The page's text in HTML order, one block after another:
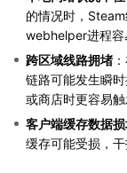
的情况时，
webhelper进程容
跨区域线路拥堵
链路可能发生瞬
或商店时更容易触
客户端缓存数据
缓存可能受损，